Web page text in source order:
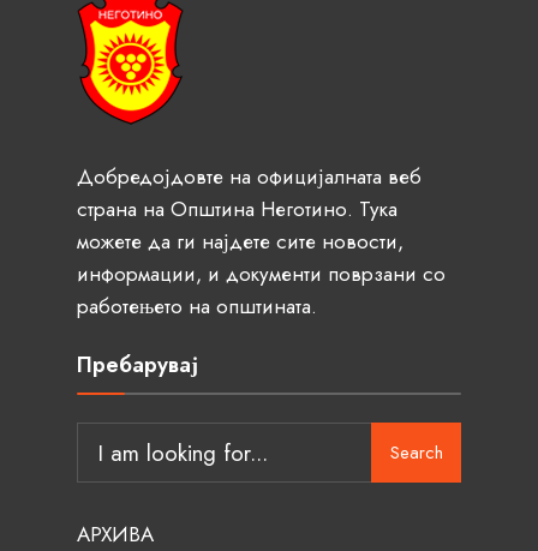
Добредојдовте на официјалната веб
страна на Општина Неготино. Тука
можете да ги најдете сите новости,
информации, и документи поврзани со
работењето на општината.
Пребарувај
Search
АРХИВА